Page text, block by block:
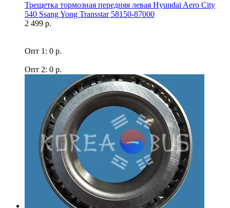
Трещетка тормозная передняя левая Hyundai Aero City
540 Ssang Yong Transstar 58150-87000
2 499 р.
Опт 1: 0 р.
Опт 2: 0 р.